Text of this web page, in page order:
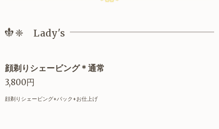
❈ Lady's
顔剃りシェービング＊通常
3,800円
顔剃りシェービング+パック+お仕上げ